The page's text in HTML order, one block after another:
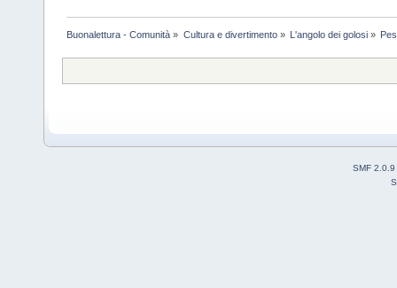
Buonalettura - Comunità » Cultura e divertimento» L'angolo dei golosi»
SMF 2.0.9